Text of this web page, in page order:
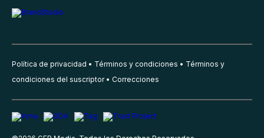
Política de privacidad Términos y condiciones
Términos y
condiciones del suscriptor
Correcciones